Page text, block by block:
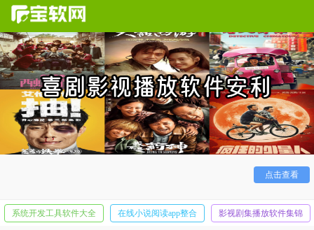
点击查看
热门喜剧电影应有尽有！让你笑不停！
系统开发工具软件大全 在线小说阅读app整合 影视剧集播放软件集锦